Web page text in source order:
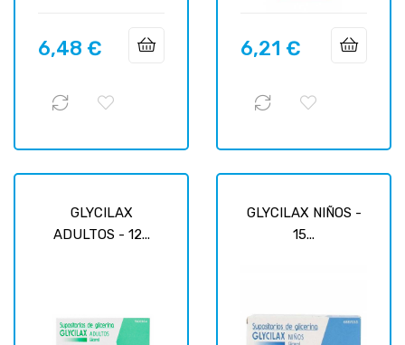
Prix
6,48 € Prix
6,21 €
GLYCILAX
ADULTOS - 12...
GLYCILAX NIÑOS -
15...